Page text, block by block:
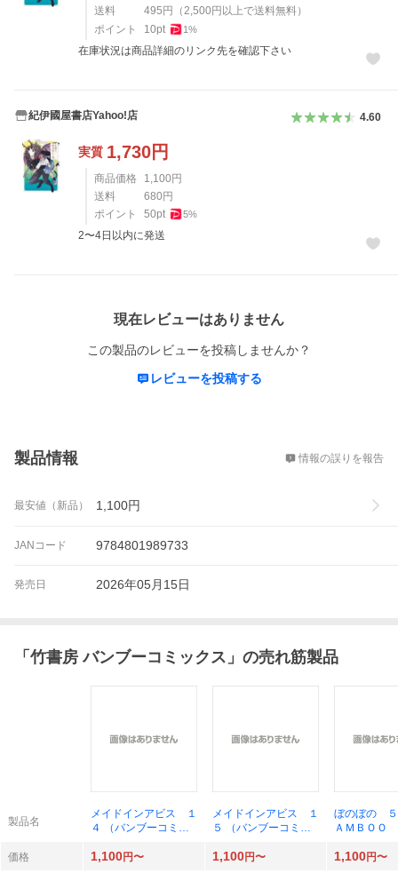
送料
495 円 （2,500 円以上で送料無料）
ポイント
10pt 1%
在庫状況は商品詳細のリンク先を確認下さい
紀伊國屋書店Yahoo!店 4.60
実質 1,730円
商品価格 1,100 円
送料
680 円
ポイント
50pt 5%
2〜4日以内に発送
現在レビューはありません
この製品のレビューを投稿しませんか？
レビューを投稿する
製品情報 情報の誤りを報告
最安値（新品） 1,100円
JANコード 9784801989733
発売日 2026年05月15日
「 竹書房 バンブーコミックス 」の売れ筋製品
製品名
メイドインアビス １
４ （バンブーコミッ
と
メイドインアビス １
５ （バンブーコミッ
と
ぼのぼの ５
ＡＭＢＯＯ
お／著
価格 1,100円〜 1,100円〜 1,100円〜